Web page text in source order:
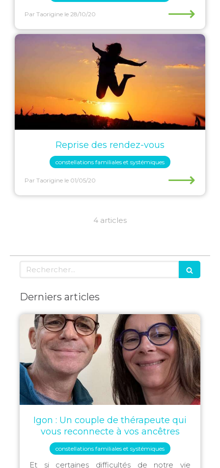
Par Taorigine le 28/10/20 ⟶
Reprise des rendez-vous
constellations familiales et systémiques
Par Taorigine le 01/05/20 ⟶
4 articles
Rechercher
Derniers articles
Igon : Un couple de thérapeute qui
vous reconnecte à vos ancêtres
constellations familiales et systémiques
Et si certaines difficultés de notre vie